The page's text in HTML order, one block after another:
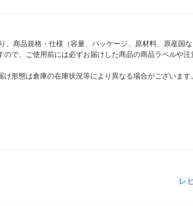
商品規格・仕様（容量、パッケージ、原材料、原産国
で、ご使用前には必ずお届けした商品の商品ラベルや注
形態は倉庫の在庫状況等により異なる場合がございます
レ